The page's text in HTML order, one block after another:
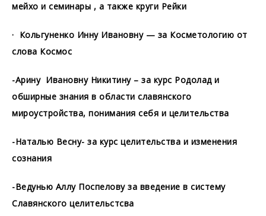
мейхо и семинары , а также круги Рейки
· Кольгуненко Инну Ивановну — за Косметологию от
слова Космос
-Арину Ивановну Никитину – за курс Родолад и
обширные знания в области славянского
мироустройства, понимания себя и целительства
-Наталью Весну- за курс целительства и изменения
сознания
-Ведунью Аллу Поспелову за введение в систему
Славянского целительстсва